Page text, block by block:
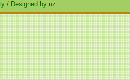
/ Designed by uz